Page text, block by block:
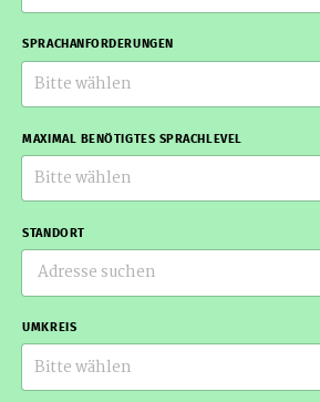
SPRACHANFORDERUNGEN
Bitte wählen
MAXIMAL BENÖTIGTES SPRACHLEVEL
Bitte wählen
STANDORT
UMKREIS
Bitte wählen